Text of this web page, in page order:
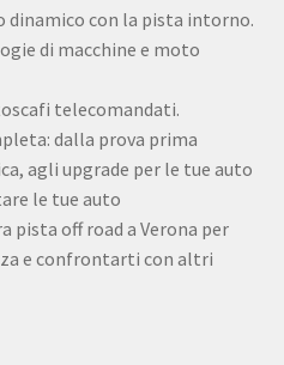
dinamico con la pista intorno.
di macchine e moto
telecomandati.
dalla prova prima
agli upgrade per le tue auto
le tue auto
pista off road a Verona per
e confrontarti con altri